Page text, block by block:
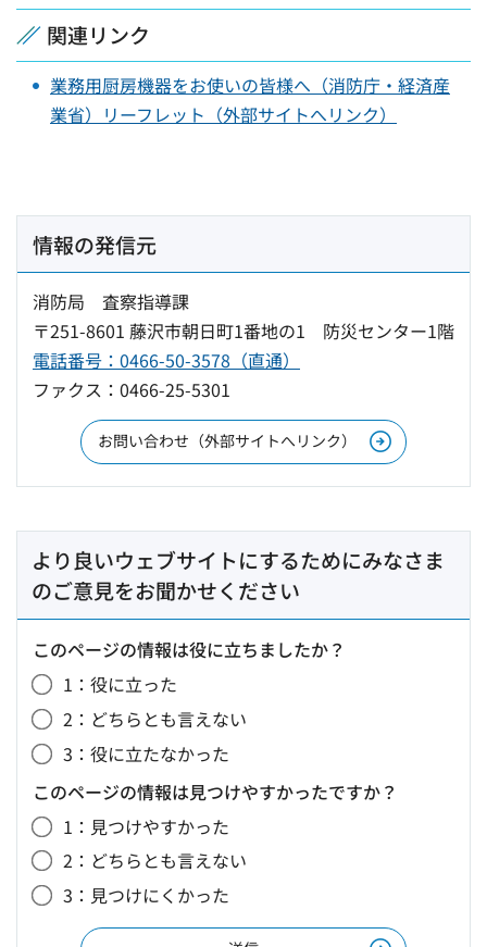
関連リンク
業務用厨房機器をお使いの皆様へ（消防庁・経済産
業省）リーフレット（外部サイトへリンク）
情報の発信元
消防局 査察指導課
〒251-8601 藤沢市朝日町1番地の1 防災センター1階
電話番号：0466-50-3578（直通）
ファクス：0466-25-5301
お問い合わせ（外部サイトへリンク）
より良いウェブサイトにするためにみなさま
のご意見をお聞かせください
このページの情報は役に立ちましたか？
1：役に立った
2：どちらとも言えない
3：役に立たなかった
このページの情報は見つけやすかったですか？
1：見つけやすかった
2：どちらとも言えない
3：見つけにくかった